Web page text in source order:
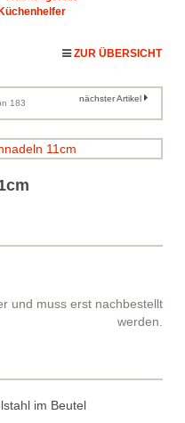
ZUR ÜBERSICHT
183 nächster Artikel
und muss erst nachbestellt
werden.
im Beutel